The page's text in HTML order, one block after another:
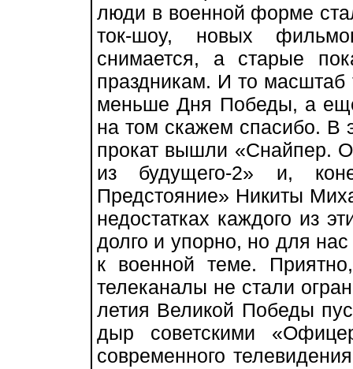
люди в военной форме
ток-шоу, новых
снимается, а старые
праздникам. И то масштаб
меньше Дня Победы, а
на том скажем спасибо. В
прокат вышли «Снайпер.
из будущего-2» и,
Предстояние» Никиты
недостатках каждого из
долго и упорно, но для
к военной теме.
телеканалы не стали
летия Великой Победы
дыр советскими
современного